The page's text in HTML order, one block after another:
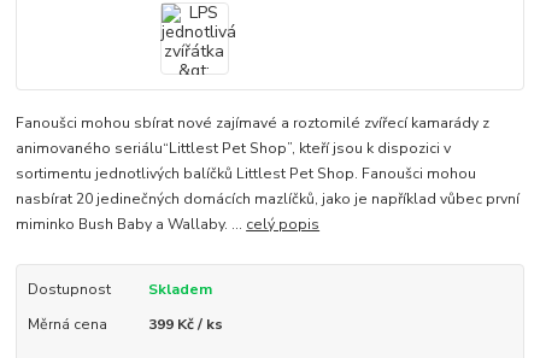
Fanoušci mohou sbírat nové zajímavé a roztomilé zvířecí kamarády z
animovaného seriálu“Littlest Pet Shop”, kteří jsou k dispozici v
sortimentu jednotlivých balíčků Littlest Pet Shop. Fanoušci mohou
nasbírat 20 jedinečných domácích mazlíčků, jako je například vůbec první
miminko Bush Baby a Wallaby. ... celý popis
Dostupnost
Skladem
Měrná cena
399 Kč / ks